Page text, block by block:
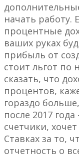
начать работу.
процентные
ваших руках
прибыль от
стоит льгот по
сказать, что
процентов,
гораздо
после 2017
счетчики,
Ставках за то,
отчетность о